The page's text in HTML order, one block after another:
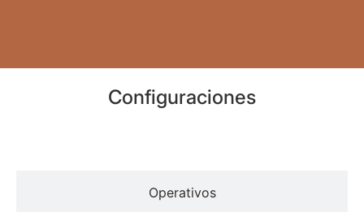
Configuraciones
Operativos